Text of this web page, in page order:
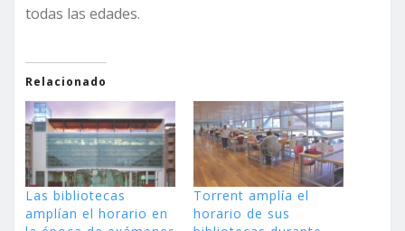
todas las edades.
Relacionado
Las bibliotecas
amplían el horario en
Torrent amplía el
horario de sus